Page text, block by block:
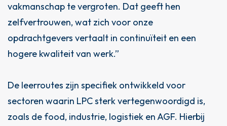
vakmanschap te vergroten. Dat geeft hen
zelfvertrouwen, wat zich voor onze
opdrachtgevers vertaalt in continuïteit en een
hogere kwaliteit van werk.”
De leerroutes zijn specifiek ontwikkeld voor
sectoren waarin LPC sterk vertegenwoordigd is,
zoals de food, industrie, logistiek en AGF. Hierbij